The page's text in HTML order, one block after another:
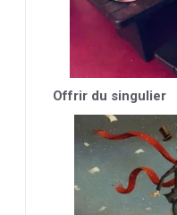
Offrir du singulier